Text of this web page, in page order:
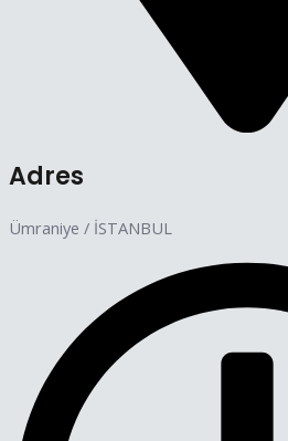
Adres
Ümraniye / İSTANBUL